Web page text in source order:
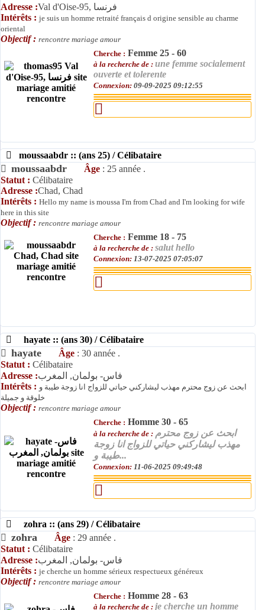
Adresse :
Val d'Oise-95, فرنسا
Intérêts : je suis un homme retraité français d origine sensible au charme
oriental
Objectif : rencontre mariage amour
Cherche : Femme 25 - 60
à la recherche de : une femme socialement
ouverte et tolerente
Connexion: 09-09-2025 09:12:55
moussaabdr :: (ans 25) / Célibataire
moussaabdr Âge : 25 année .
Statut : Célibataire
Adresse :Chad, Chad
Intérêts : Hello my name is moussa I'm from Chad and I'm looking for wife
here in this site
Objectif : rencontre mariage amour
Cherche : Femme 18 - 75
à la recherche de : salut hello
Connexion: 13-07-2025 07:05:07
hayate :: (ans 30) / Célibataire
hayate Âge : 30 année .
Statut : Célibataire
Adresse :فاس- بولمان, المغرب
Intérêts : ابحث عن زوج محترم مهذب ليشاركني حياتي للزواج انا زوجة طيبة و
خلوقة و جميلة
Objectif : rencontre mariage amour
Cherche : Homme 30 - 65
à la recherche de : ابحث عن زوج محترم
مهذب ليشاركني حياتي للزواج انا زوجة
طيبة و...
Connexion: 11-06-2025 09:49:48
zohra :: (ans 29) / Célibataire
zohra Âge : 29 année .
Statut : Célibataire
Adresse :فاس- بولمان, المغرب
Intérêts : je cherche un homme sérieux respectueux généreux
Objectif : rencontre mariage amour
Cherche : Homme 28 - 63
à la recherche de : je cherche un homme